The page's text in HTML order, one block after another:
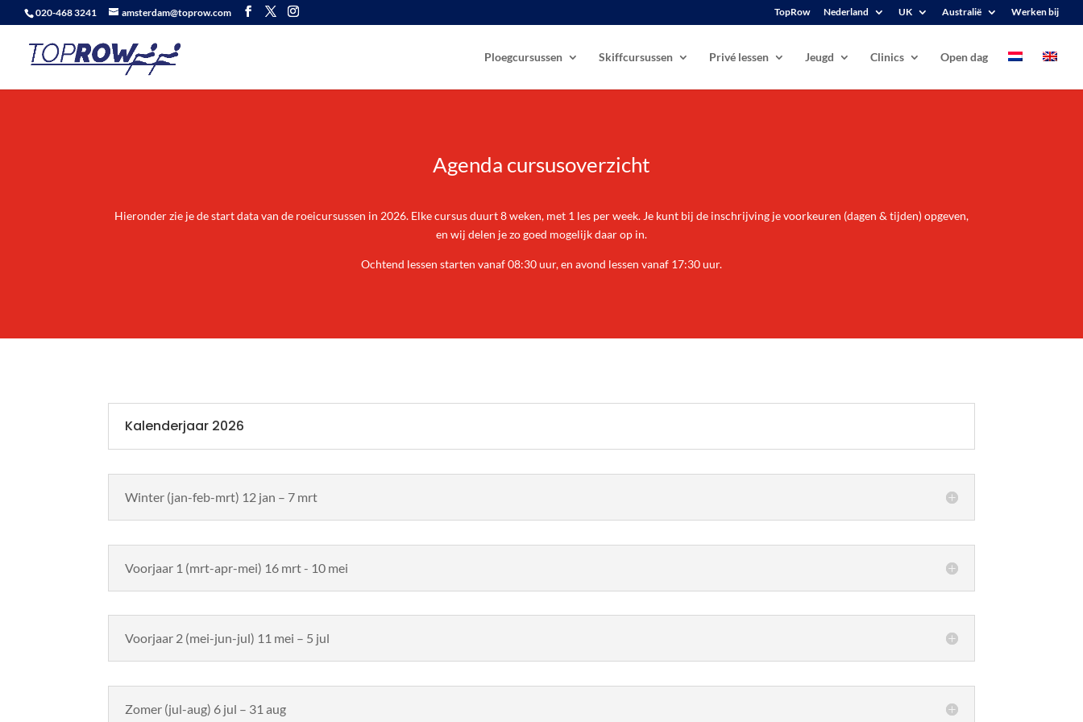
020-468 3241 amsterdam@toprow.com TopRow Nederland UK Australië Werken bij
Ploegcursussen Skiffcursussen Privé lessen Jeugd Clinics Open dag
Agenda cursusoverzicht
Hieronder zie je de start data van de roeicursussen in 2026. Elke cursus duurt 8 weken, met 1 les per week. Je kunt bij de inschrijving je voorkeuren (dagen & tijden) opgeven,
en wij delen je zo goed mogelijk daar op in.
Ochtend lessen starten vanaf 08:30 uur, en avond lessen vanaf 17:30 uur.
Kalenderjaar 2026
Winter (jan-feb-mrt) 12 jan – 7 mrt
Voorjaar 1 (mrt-apr-mei) 16 mrt - 10 mei
Voorjaar 2 (mei-jun-jul) 11 mei – 5 jul
Zomer (jul-aug) 6 jul – 31 aug